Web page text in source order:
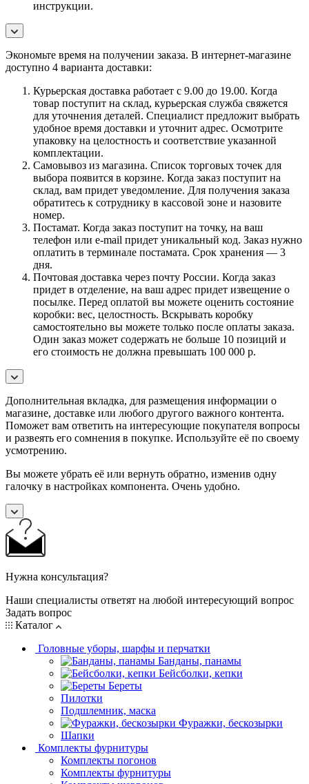
инструкции.
Экономьте время на получении заказа. В интернет-магазине
доступно 4 варианта доставки:
Курьерская доставка работает с 9.00 до 19.00. Когда
товар поступит на склад, курьерская служба свяжется
для уточнения деталей. Специалист предложит выбрать
удобное время доставки и уточнит адрес. Осмотрите
упаковку на целостность и соответствие указанной
комплектации.
Самовывоз из магазина. Список торговых точек для
выбора появится в корзине. Когда заказ поступит на
склад, вам придет уведомление. Для получения заказа
обратитесь к сотруднику в кассовой зоне и назовите
номер.
Постамат. Когда заказ поступит на точку, на ваш
телефон или e-mail придет уникальный код. Заказ нужно
оплатить в терминале постамата. Срок хранения — 3
дня.
Почтовая доставка через почту России. Когда заказ
придет в отделение, на ваш адрес придет извещение о
посылке. Перед оплатой вы можете оценить состояние
коробки: вес, целостность. Вскрывать коробку
самостоятельно вы можете только после оплаты заказа.
Один заказ может содержать не больше 10 позиций и
его стоимость не должна превышать 100 000 р.
Дополнительная вкладка, для размещения информации о
магазине, доставке или любого другого важного контента.
Поможет вам ответить на интересующие покупателя вопросы
и развеять его сомнения в покупке. Используйте её по своему
усмотрению.
Вы можете убрать её или вернуть обратно, изменив одну
галочку в настройках компонента. Очень удобно.
Нужна консультация?
Наши специалисты ответят на любой интересующий вопрос
Задать вопрос
Каталог
Головные уборы, шарфы и перчатки
Банданы, панамы
Бейсболки, кепки
Береты
Пилотки
Подшлемник, маска
Фуражки, бескозырки
Шапки
Комплекты фурнитуры
Комплекты погонов
Комплекты фурнитуры